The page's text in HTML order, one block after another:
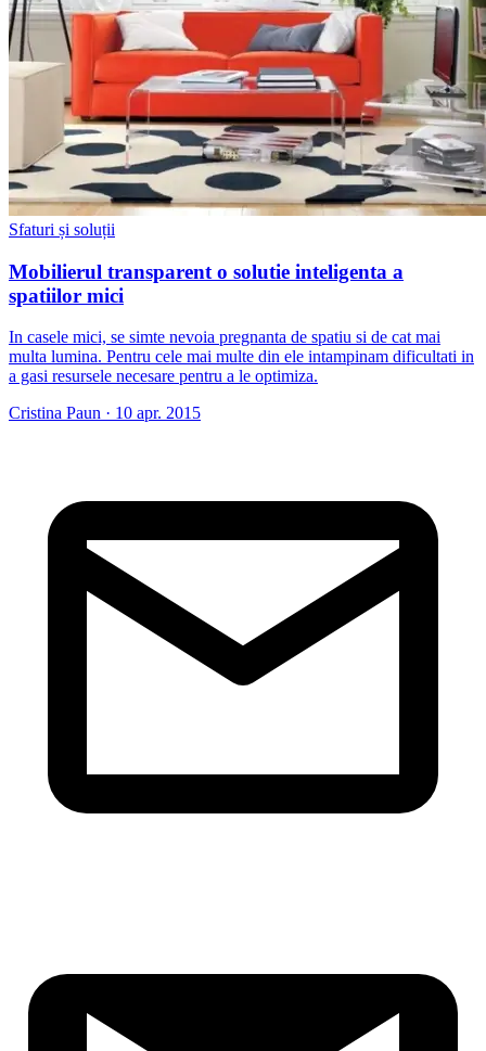
Sfaturi și soluții
Mobilierul transparent o solutie inteligenta a
spatiilor mici
In casele mici, se simte nevoia pregnanta de spatiu si de cat mai
multa lumina. Pentru cele mai multe din ele intampinam dificultati in
a gasi resursele necesare pentru a le optimiza.
Cristina Paun · 10 apr. 2015